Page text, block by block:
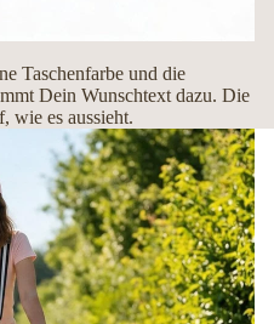
Taschenfarbe und die
Dein Wunschtext dazu. Die
wie es aussieht.